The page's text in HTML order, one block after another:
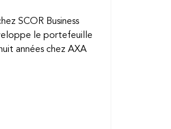
SCOR Business
le portefeuille
années chez AXA